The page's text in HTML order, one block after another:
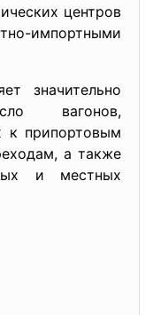
центров
импортными
значительно
вагонов,
к припортовым
а также
и местных